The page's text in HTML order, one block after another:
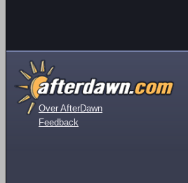
Over AfterDawn
Feedback